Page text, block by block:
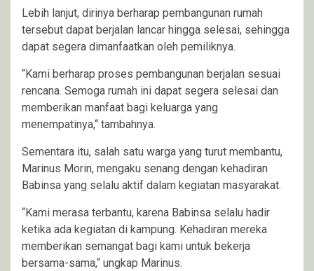
Lebih lanjut, dirinya berharap pembangunan rumah
tersebut dapat berjalan lancar hingga selesai, sehingga
dapat segera dimanfaatkan oleh pemiliknya.
“Kami berharap proses pembangunan berjalan sesuai
rencana. Semoga rumah ini dapat segera selesai dan
memberikan manfaat bagi keluarga yang
menempatinya,“ tambahnya.
Sementara itu, salah satu warga yang turut membantu,
Marinus Morin, mengaku senang dengan kehadiran
Babinsa yang selalu aktif dalam kegiatan masyarakat.
“Kami merasa terbantu, karena Babinsa selalu hadir
ketika ada kegiatan di kampung. Kehadiran mereka
memberikan semangat bagi kami untuk bekerja
bersama-sama,“ ungkap Marinus.